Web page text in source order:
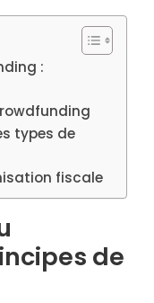
:
types de
fiscale
de